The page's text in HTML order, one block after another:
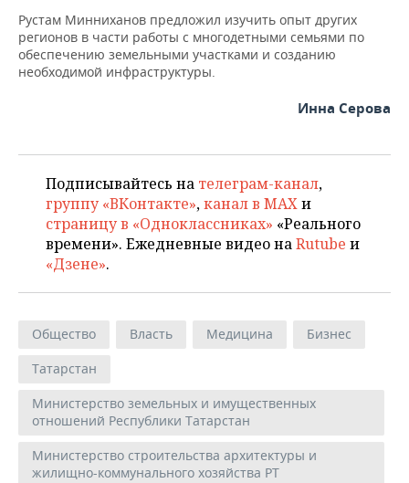
Рустам Минниханов предложил изучить опыт других
регионов в части работы с многодетными семьями по
обеспечению земельными участками и созданию
необходимой инфраструктуры.
Инна Серова
Подписывайтесь на телеграм-канал,
группу «ВКонтакте»,канал в MAXи
страницу в «Одноклассниках» «Реального
времени». Ежедневные видео наRutube и
«Дзене».
Общество Власть Медицина
Бизнес
Татарстан
Министерство земельных и имущественных
отношений Республики Татарстан
Министерство строительства архитектуры и
жилищно-коммунального хозяйства РТ